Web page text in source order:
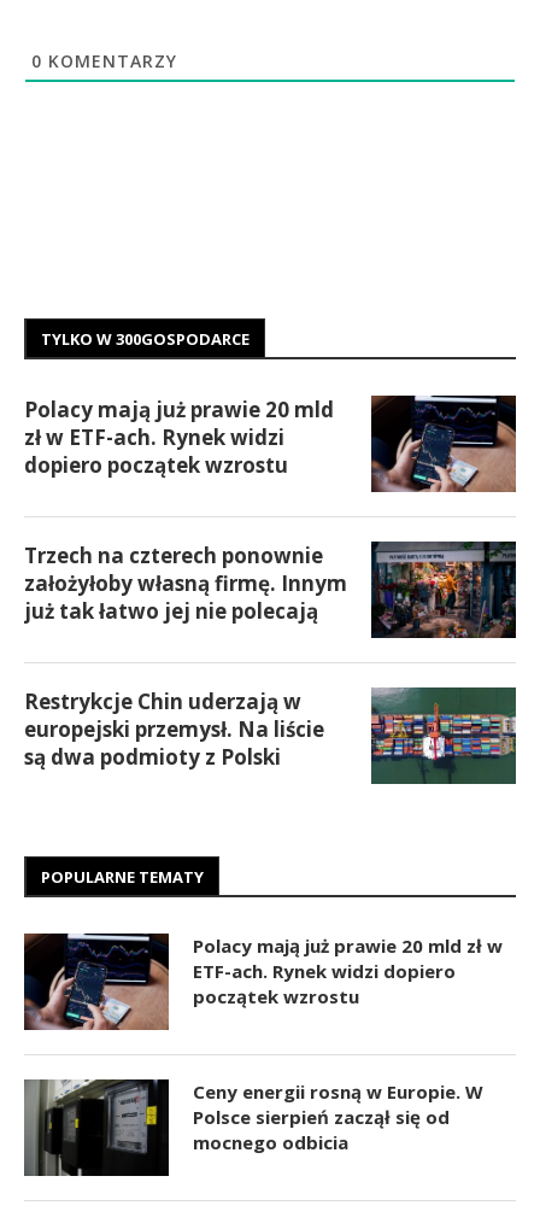
0 KOMENTARZY
TYLKO W 300GOSPODARCE
Polacy mają już prawie 20 mld
zł w ETF-ach. Rynek widzi
dopiero początek wzrostu
Trzech na czterech ponownie
założyłoby własną firmę. Innym
już tak łatwo jej nie polecają
Restrykcje Chin uderzają w
europejski przemysł. Na liście
są dwa podmioty z Polski
POPULARNE TEMATY
Polacy mają już prawie 20 mld zł w
ETF-ach. Rynek widzi dopiero
początek wzrostu
Ceny energii rosną w Europie. W
Polsce sierpień zaczął się od
mocnego odbicia